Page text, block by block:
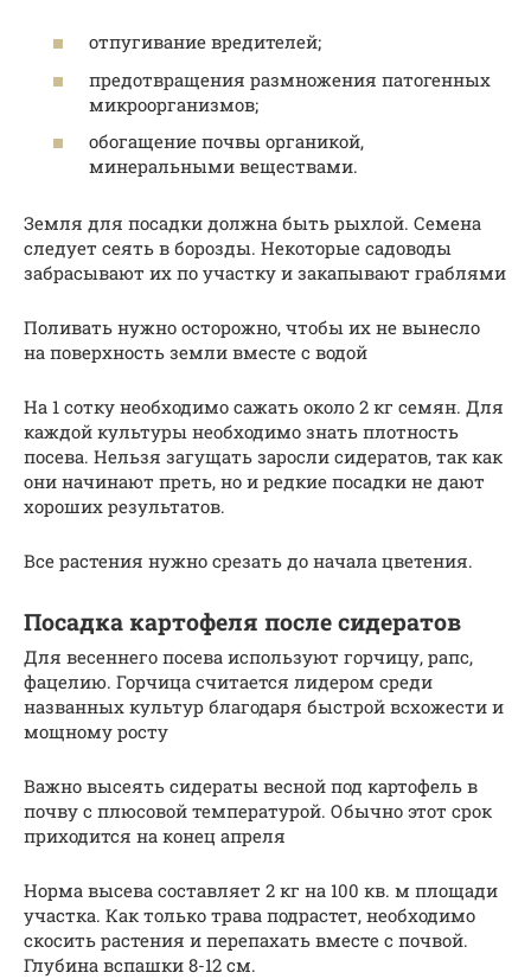
отпугивание вредителей;
предотвращения размножения патогенных
микроорганизмов;
обогащение почвы органикой,
минеральными веществами.
Земля для посадки должна быть рыхлой. Семена
следует сеять в борозды. Некоторые садоводы
забрасывают их по участку и закапывают граблями
Поливать нужно осторожно, чтобы их не вынесло
на поверхность земли вместе с водой
На 1 сотку необходимо сажать около 2 кг семян. Для
каждой культуры необходимо знать плотность
посева. Нельзя загущать заросли сидератов, так как
они начинают преть, но и редкие посадки не дают
хороших результатов.
Все растения нужно срезать до начала цветения.
Посадка картофеля после сидератов
Для весеннего посева используют горчицу, рапс,
фацелию. Горчица считается лидером среди
названных культур благодаря быстрой всхожести и
мощному росту
Важно высеять сидераты весной под картофель в
почву с плюсовой температурой. Обычно этот срок
приходится на конец апреля
Норма высева составляет 2 кг на 100 кв. м площади
участка. Как только трава подрастет, необходимо
скосить растения и перепахать вместе с почвой.
Глубина вспашки 8-12 см.